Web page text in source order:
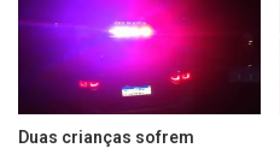
Duas crianças sofrem